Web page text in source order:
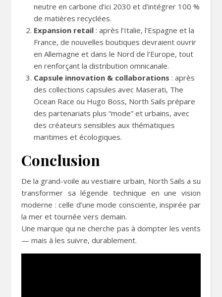
neutre en carbone d’ici 2030 et d’intégrer 100 %
de matières recyclées.
Expansion retail : après l’Italie, l’Espagne et la
France, de nouvelles boutiques devraient ouvrir
en Allemagne et dans le Nord de l’Europe, tout
en renforçant la distribution omnicanale.
Capsule innovation & collaborations : après
des collections capsules avec Maserati, The
Ocean Race ou Hugo Boss, North Sails prépare
des partenariats plus “mode” et urbains, avec
des créateurs sensibles aux thématiques
maritimes et écologiques.
Conclusion
De la grand-voile au vestiaire urbain, North Sails a su
transformer sa légende technique en une vision
moderne : celle d’une mode consciente, inspirée par
la mer et tournée vers demain.
Une marque qui ne cherche pas à dompter les vents
— mais à les suivre, durablement.